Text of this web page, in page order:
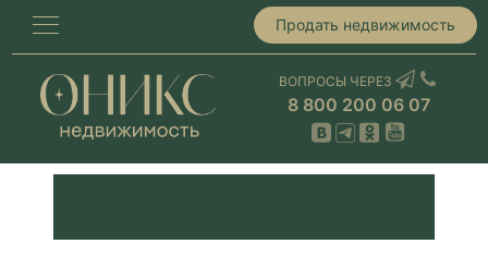
Продать недвижимость
ВОПРОСЫ ЧЕРЕЗ
8 800 200 06 07